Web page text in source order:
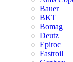
Bauer
BKT
Bomag
Deutz
Epiroc
Fastroil